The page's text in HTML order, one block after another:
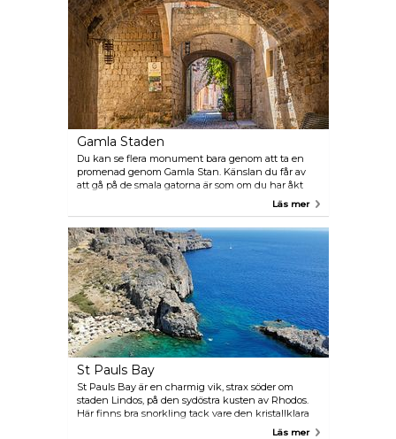
Gamla Staden
Du kan se flera monument bara genom att ta en
promenad genom Gamla Stan. Känslan du får av
att gå på de smala gatorna är som om du har åkt
tillbaka i tiden till ett annat århundrade. Till enLäs mer
St Pauls Bay
St Pauls Bay är en charmig vik, strax söder om
staden Lindos, på den sydöstra kusten av Rhodos.
Här finns bra snorkling tack vare den kristallklara
blå vattnet och är en bra plats för sol och bad. Det
Läs mer